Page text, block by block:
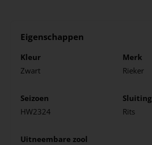
Eigenschappen
Kleur
Zwart
Merk
Rieker
Seizoen
HW2324
Sluiting
Rits
Uitneembare zool